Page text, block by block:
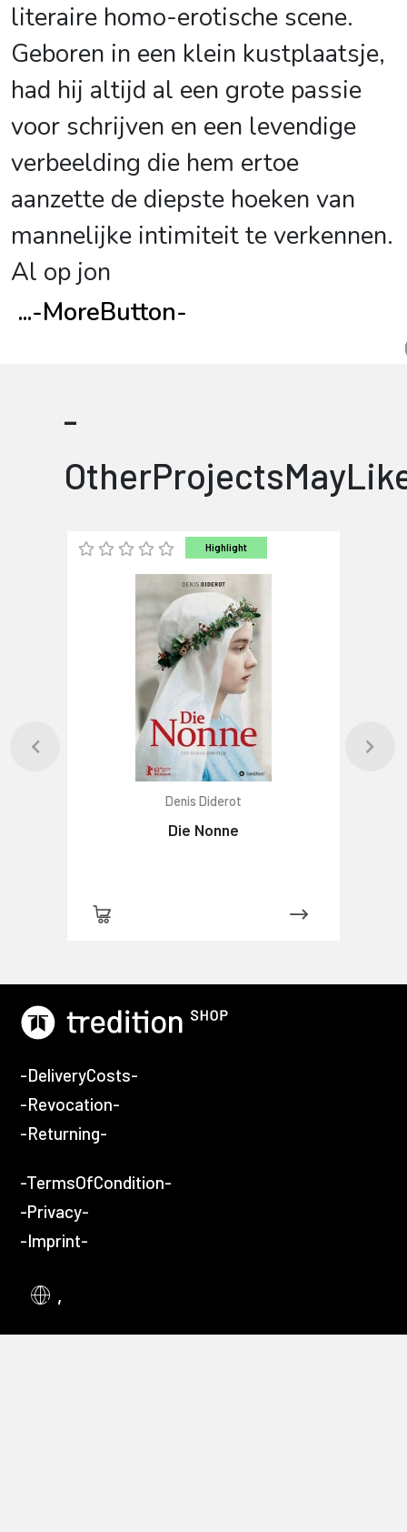
literaire homo-erotische scene.
Geboren in een klein kustplaatsje,
had hij altijd al een grote passie
voor schrijven en een levendige
verbeelding die hem ertoe
aanzette de diepste hoeken van
mannelijke intimiteit te verkennen.
Al op jon
...-MoreButton-
-
Highlight
Denis Diderot
Die Nonne
-DeliveryCosts-
-Revocation-
-Returning-
-TermsOfCondition-
-Privacy-
-Imprint-
,